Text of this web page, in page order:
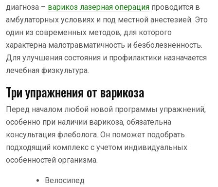
диагноза – варикоз лазерная операция проводится в
амбулаторных условиях и под местной анестезией. Это
один из современных методов, для которого
характерна малотравматичность и безболезненность.
Для улучшения состояния и профилактики назначается
лечебная физкультура.
Три упражнения от варикоза
Перед началом любой новой программы упражнений,
особенно при наличии варикоза, обязательна
консультация флеболога. Он поможет подобрать
подходящий комплекс с учетом индивидуальных
особенностей организма.
Велосипед